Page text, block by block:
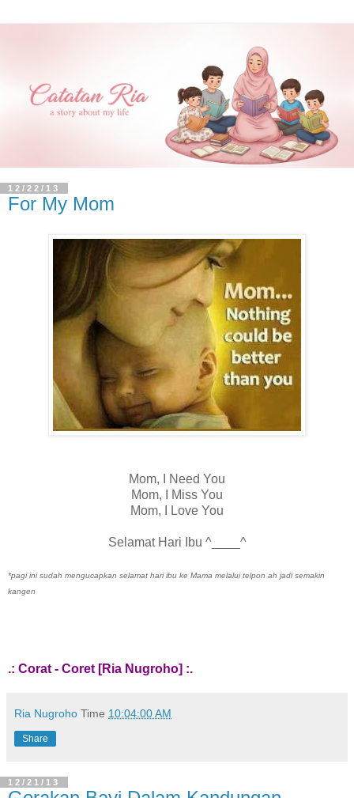
12/22/13
For My Mom
Mom, I Need You
Mom, I Miss You
Mom, I Love You
Selamat Hari Ibu ^____^
*pagi ini sudah mengucapkan selamat hari ibu ke Mama melalui telpon ah jadi semakin
kangen
.: Corat - Coret [Ria Nugroho] :.
Ria Nugroho Time 10:04:00 AM
Share
12/21/13